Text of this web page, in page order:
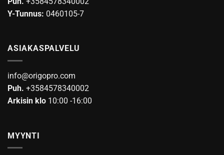
Y-Tunnus: 0460105-7
ASIAKASPALVELU
info@origopro.com
Puh. +3584578340002
Arkisin klo 10:00 -16:00
MYYNTI